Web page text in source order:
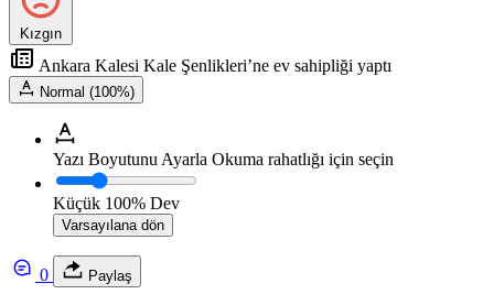
Kızgın
Ankara Kalesi Kale Şenlikleri’ne ev sahipliği yaptı
Normal (100%)
Yazı Boyutunu Ayarla Okuma rahatlığı için seçin
Küçük 100% Dev
Varsayılana dön
0 Paylaş